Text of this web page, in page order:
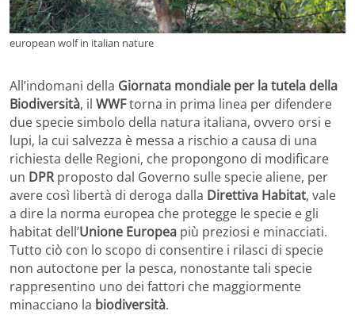
european wolf in italian nature
All’indomani della Giornata mondiale per la tutela della
Biodiversità, il WWFtorna in prima linea per difendere
due specie simbolo della natura italiana, ovvero orsi e
lupi, la cui salvezza è messa a rischio a causa di una
richiesta delle Regioni, che propongono di modificare
un DPRproposto dal Governo sulle specie aliene, per
avere così libertà di deroga dalla Direttiva Habitat, vale
a dire la norma europea che protegge le specie e gli
habitat dell’Unione Europea più preziosi e minacciati.
Tutto ciò con lo scopo di consentire i rilasci di specie
non autoctone per la pesca, nonostante tali specie
rappresentino uno dei fattori che maggiormente
minacciano la biodiversità.